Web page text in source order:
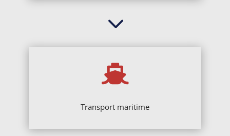
3

Transport maritime